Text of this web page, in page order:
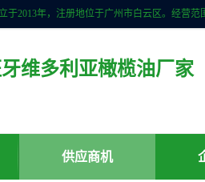
维多利亚橄榄油厂家
供应商机